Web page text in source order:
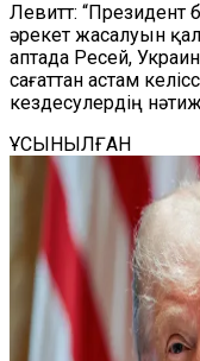
Левитт: “Президент
әрекет жасалуын
аптада Ресей,
сағаттан астам
кездесулердің
ҰСЫНЫЛҒАН